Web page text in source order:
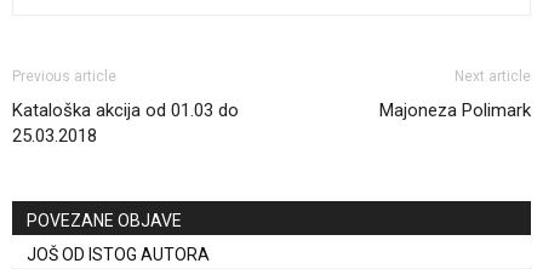
Previous article
Kataloška akcija od 01.03 do
25.03.2018
Next article
Majoneza Polimark
POVEZANE OBJAVE
JOŠ OD ISTOG AUTORA